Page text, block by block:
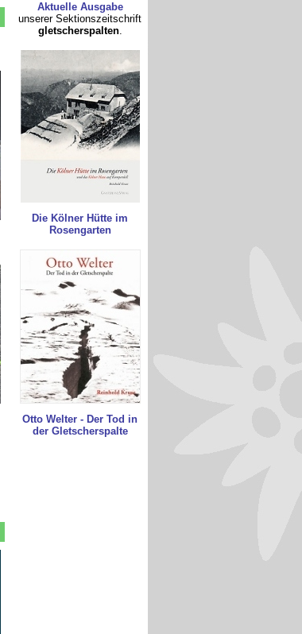
Aktuelle Ausgabe
unserer Sektionszeitschrift
gletscherspalten.
Die Kölner Hütte im
Rosengarten
Otto Welter - Der Tod in
der Gletscherspalte